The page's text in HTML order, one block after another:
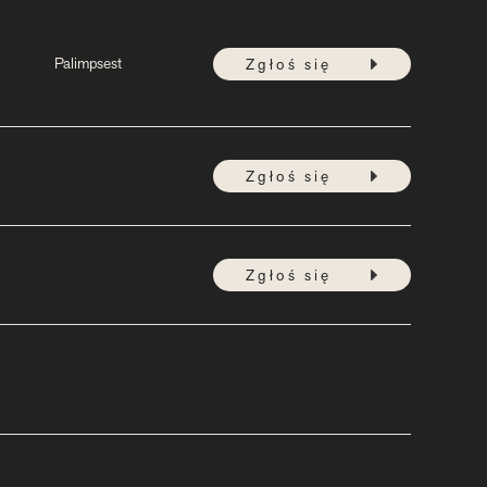
Palimpsest Zgłoś się
Zgłoś się
Zgłoś się